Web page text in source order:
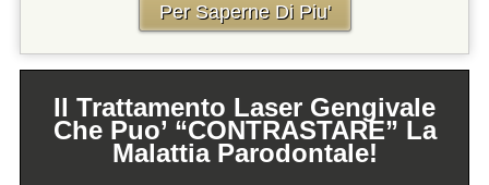
Per Saperne Di Piu'
Il Trattamento Laser Gengivale
Che Puo’ “CONTRASTARE” La
Malattia Parodontale!